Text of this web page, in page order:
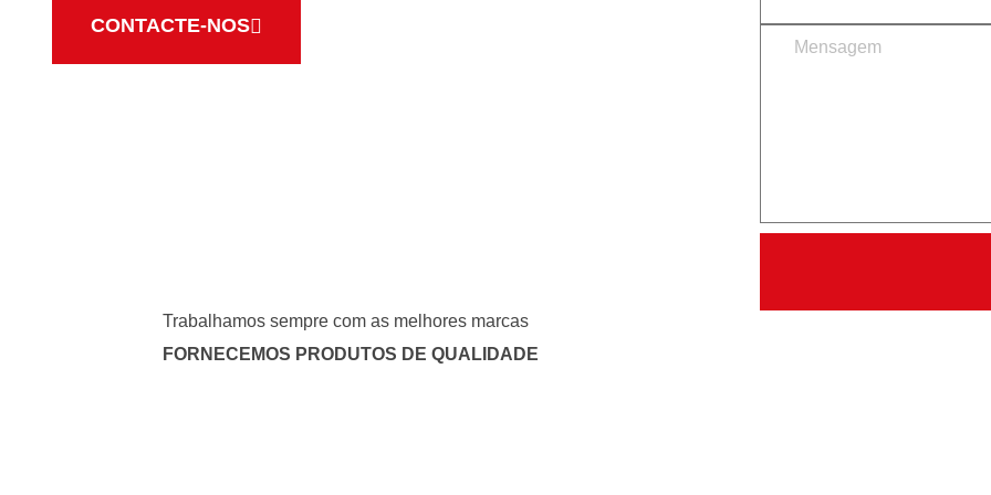
CONTACTE-NOS
Trabalhamos sempre com as melhores marcas
FORNECEMOS PRODUTOS DE QUALIDADE